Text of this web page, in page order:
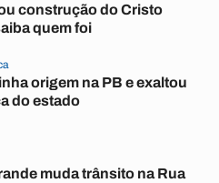
construção do Cristo
quem foi
origem na PB e exaltou
do estado
muda trânsito na Rua